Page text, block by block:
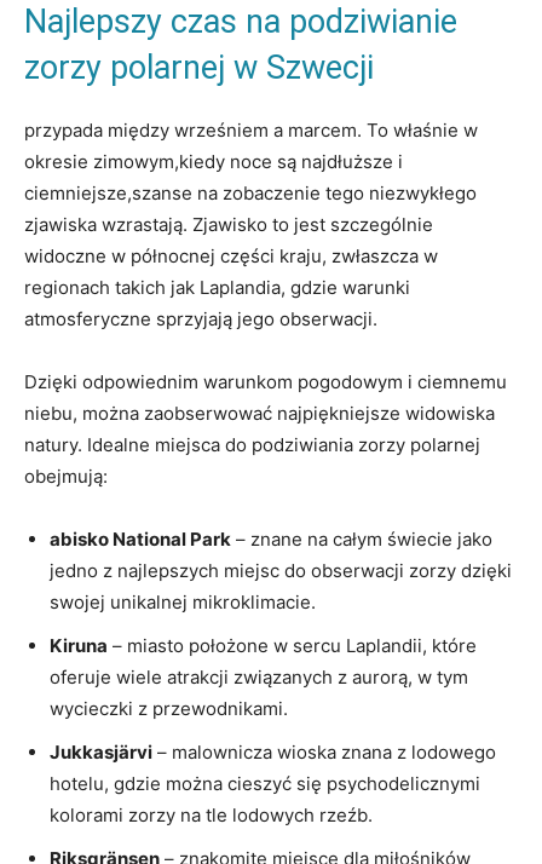
Najlepszy czas na podziwianie
zorzy polarnej w Szwecji
przypada między wrześniem a marcem. To właśnie w
okresie zimowym,kiedy noce są najdłuższe i
ciemniejsze,szanse na zobaczenie tego niezwykłego
zjawiska wzrastają. Zjawisko to jest szczególnie
widoczne w północnej części kraju, zwłaszcza w
regionach takich jak Laplandia, gdzie warunki
atmosferyczne sprzyjają jego obserwacji.
Dzięki odpowiednim warunkom pogodowym i ciemnemu
niebu, można zaobserwować najpiękniejsze widowiska
natury. Idealne miejsca do podziwiania zorzy polarnej
obejmują:
abisko National Park – znane na całym świecie jako
jedno z najlepszych miejsc do obserwacji zorzy dzięki
swojej unikalnej mikroklimacie.
Kiruna – miasto położone w sercu Laplandii, które
oferuje wiele atrakcji związanych z aurorą, w tym
wycieczki z przewodnikami.
Jukkasjärvi – malownicza wioska znana z lodowego
hotelu, gdzie można cieszyć się psychodelicznymi
kolorami zorzy na tle lodowych rzeźb.
Riksgränsen – znakomite miejsce dla miłośników